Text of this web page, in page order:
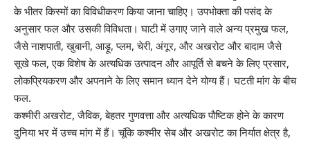
के भीतर किस्मों का विविधीकरण किया जाना चाहिए। उपभोक्ता की पसंद के
अनुसार फल और उसकी विविधता। घाटी में उगाए जाने वाले अन्य प्रमुख फल,
जैसे नाशपाती, खुबानी, आड़ू, प्लम, चेरी, अंगूर, और अखरोट और बादाम जैसे
सूखे फल, एक विशेष के अत्यधिक उत्पादन और आपूर्ति से बचने के लिए प्रसार,
लोकप्रियकरण और अपनाने के लिए समान ध्यान देने योग्य हैं। घटती मांग के बीच
फल.
कश्मीरी अखरोट, जैविक, बेहतर गुणवत्ता और अत्यधिक पौष्टिक होने के कारण
दुनिया भर में उच्च मांग में हैं। चूंकि कश्मीर सेब और अखरोट का निर्यात क्षेत्र है,